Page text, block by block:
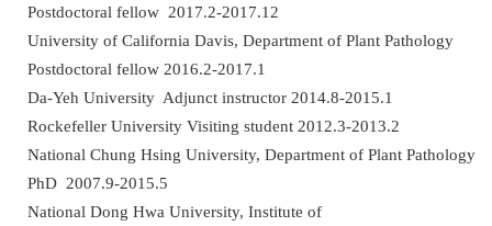
Postdoctoral fellow 2017.2-2017.12
University of California Davis, Department of Plant Pathology
Postdoctoral fellow 2016.2-2017.1
Da-Yeh University Adjunct instructor 2014.8-2015.1
Rockefeller University Visiting student 2012.3-2013.2
National Chung Hsing University, Department of Plant Pathology
PhD 2007.9-2015.5
National Dong Hwa University, Institute of